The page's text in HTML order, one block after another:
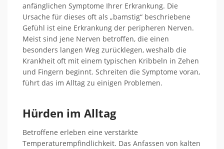
anfänglichen Symptome Ihrer Erkrankung. Die
Ursache für dieses oft als „bamstig“ beschriebene
Gefühl ist eine Erkrankung der peripheren Nerven.
Meist sind jene Nerven betroffen, die einen
besonders langen Weg zurücklegen, weshalb die
Krankheit oft mit einem typischen Kribbeln in Zehen
und Fingern beginnt. Schreiten die Symptome voran,
führt das im Alltag zu einigen Problemen.
Hürden im Alltag
Betroffene erleben eine verstärkte
Temperaturempfindlichkeit. Das Anfassen von kalten